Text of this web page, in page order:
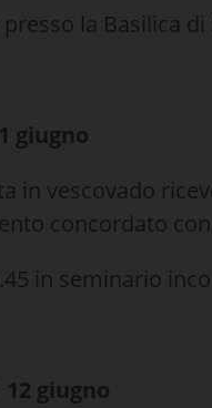
la Basilica
giugno
in vescovado
concordato
in seminario
giugno